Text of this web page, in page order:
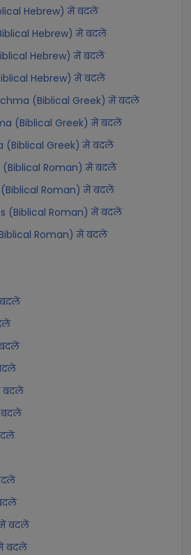
Hebrew) में बदलें
Hebrew) में बदलें
Hebrew) में बदलें
Hebrew) में बदलें
(Biblical Greek) में बदलें
(Biblical Greek) में बदलें
(Biblical Greek) में बदलें
(Biblical Roman) में बदलें
(Biblical Roman) में बदलें
(Biblical Roman) में बदलें
Roman) में बदलें
बदलें
बदलें
बदलें
बदलें
में बदलें
में बदलें